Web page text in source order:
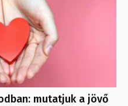
mutatjuk a jövő